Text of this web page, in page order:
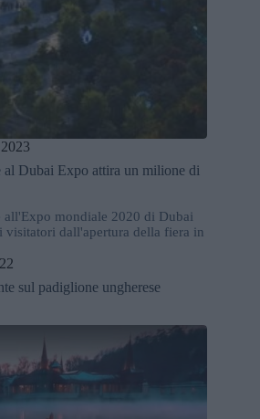
al Dubai Expo attira un milione di
all'Expo mondiale 2020 di Dubai
visitatori dall'apertura della fiera in
sul padiglione ungherese